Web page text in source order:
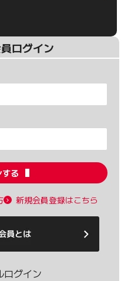
ログイン
る
新規会員登録はこちら
ログイン